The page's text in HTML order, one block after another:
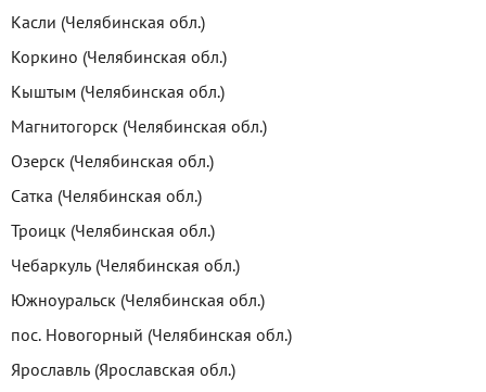
Касли (Челябинская обл.)
Коркино (Челябинская обл.)
Кыштым (Челябинская обл.)
Магнитогорск (Челябинская обл.)
Озерск (Челябинская обл.)
Сатка (Челябинская обл.)
Троицк (Челябинская обл.)
Чебаркуль (Челябинская обл.)
Южноуральск (Челябинская обл.)
пос. Новогорный (Челябинская обл.)
Ярославль (Ярославская обл.)